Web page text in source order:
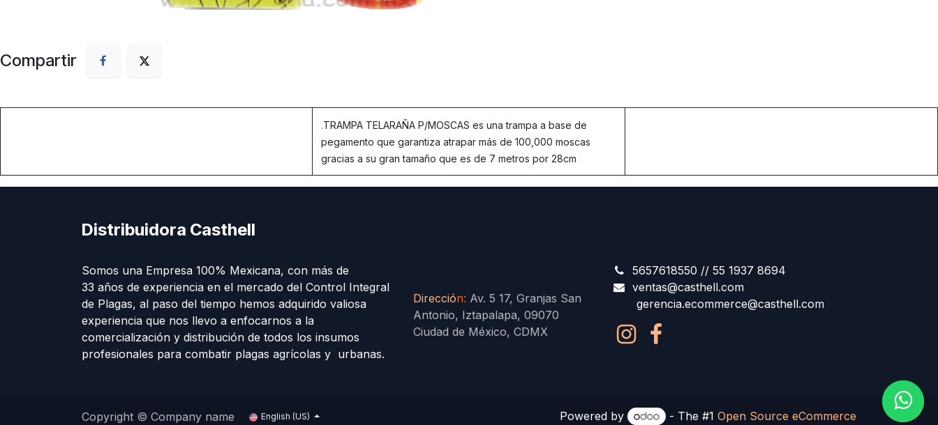
Compartir
.TRAMPA TELARAÑA P/MOSCAS es una trampa a base de
pegamento que garantiza atrapar más de 100,000 moscas
gracias a su gran tamaño que es de 7 metros por 28cm
Distribuidora Casthell
Somos una Empresa 100% Mexicana, con más de
33 años de experiencia en el mercado del Control Integral
de Plagas, al paso del tiempo hemos adquirido valiosa
experiencia que nos llevo a enfocarnos a la
comercialización y distribución de todos los insumos
profesionales para combatir plagas agrícolas y urbanas.
Dirección: Av. 5 17, Granjas San
Antonio, Iztapalapa, 09070
Ciudad de México, CDMX
5657618550 // 55 1937 8694
ventas@casthell.com
gerencia.ecommerce@casthell.com
Copyright © Company name English (US) Powered by - The #1 Open Source eCommerce